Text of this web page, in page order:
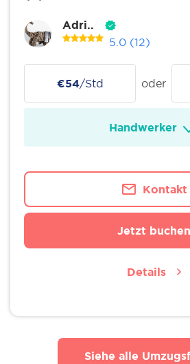
Adri..
5.0 (12)
€54/Std oder
Handwerker
Kontakt
Jetzt buchen
Details
Siehe alle